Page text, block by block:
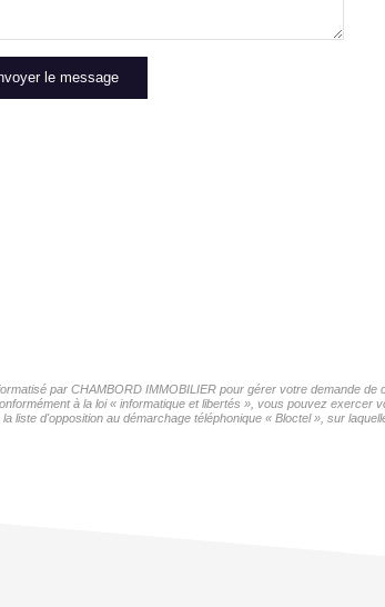
le message
par CHAMBORD IMMOBILIER pour gérer votre demande
à la loi « informatique et libertés », vous pouvez
liste d'opposition au démarchage téléphonique « Bloctel », sur